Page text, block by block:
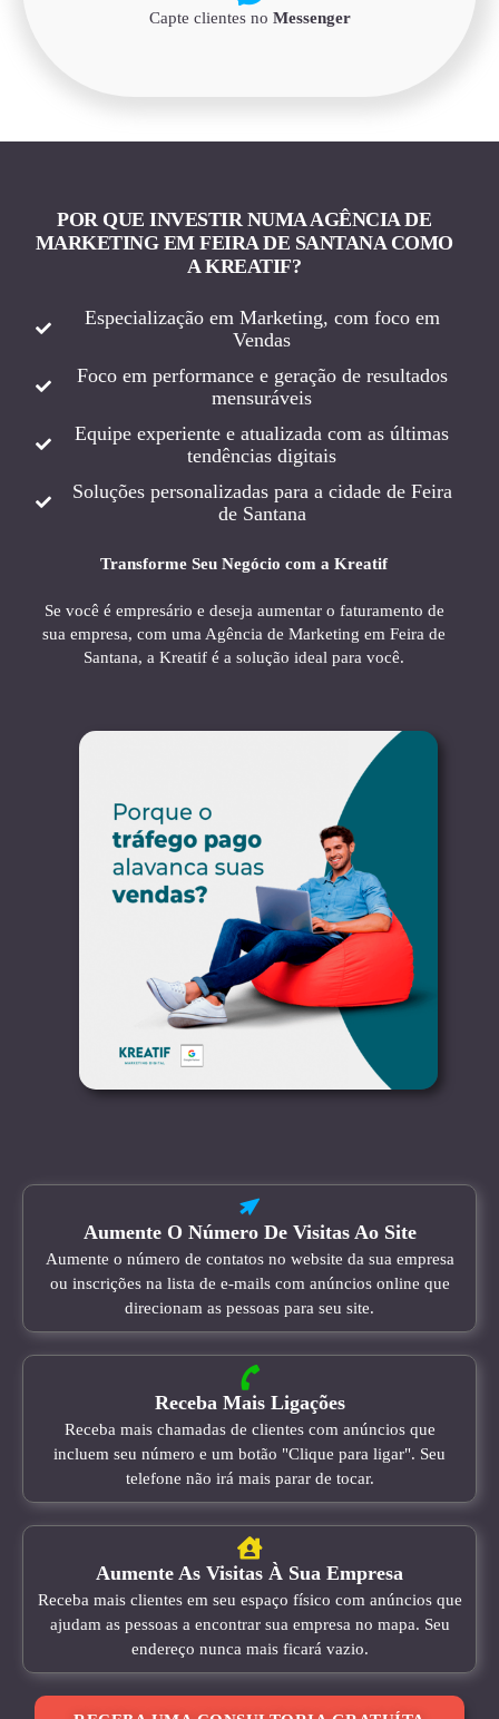
Capte clientes no Messenger
POR QUE INVESTIR NUMA AGÊNCIA DE
MARKETING EM FEIRA DE SANTANA COMO
A KREATIF?
Especialização em Marketing, com foco em
Vendas
Foco em performance e geração de resultados
mensuráveis
Equipe experiente e atualizada com as últimas
tendências digitais
Soluções personalizadas para a cidade de Feira
de Santana
Transforme Seu Negócio com a Kreatif
Se você é empresário e deseja aumentar o faturamento de
sua empresa, com uma Agência de Marketing em Feira de
Santana, a Kreatif é a solução ideal para você.
Aumente O Número De Visitas Ao Site
Aumente o número de contatos no website da sua empresa
ou inscrições na lista de e-mails com anúncios online que
direcionam as pessoas para seu site.
Receba Mais Ligações
Receba mais chamadas de clientes com anúncios que
incluem seu número e um botão "Clique para ligar". Seu
telefone não irá mais parar de tocar.
Aumente As Visitas À Sua Empresa
Receba mais clientes em seu espaço físico com anúncios que
ajudam as pessoas a encontrar sua empresa no mapa. Seu
endereço nunca mais ficará vazio.